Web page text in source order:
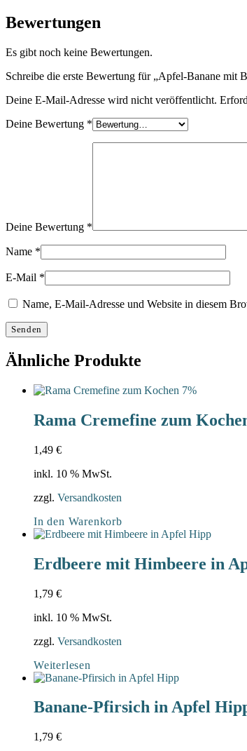
Bewertungen
Es gibt noch keine Bewertungen.
Schreibe die erste Bewertung für „Apfel-Banane mit
Deine E-Mail-Adresse wird nicht veröffentlicht.
Deine Bewertung *
Deine Bewertung *
Name *
E-Mail *
Name, E-Mail-Adresse und Website in diesem
Ähnliche Produkte
Rama Cremefine zum
1,49 €
inkl. 10 % MwSt.
zzgl. Versandkosten
In den Warenkorb
Erdbeere mit Himbeere in
1,79 €
inkl. 10 % MwSt.
zzgl. Versandkosten
Weiterlesen
Banane-Pfirsich in Apfel
1,79 €